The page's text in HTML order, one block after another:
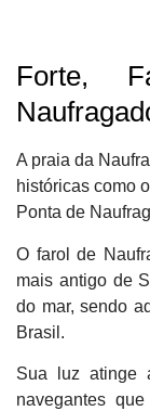
Forte,
A praia da
históricas como
Ponta de
O farol de
mais antigo de
do mar, sendo
Brasil.
Sua luz atinge
navegantes